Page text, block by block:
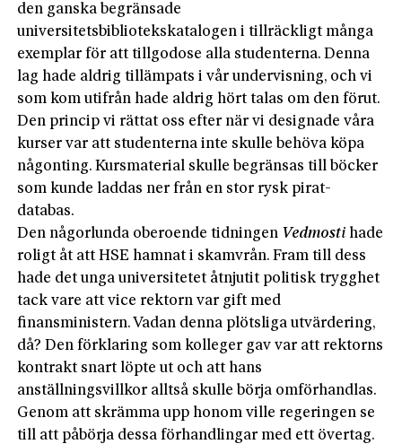
den ganska begränsade
universitetsbibliotekskatalogen i tillräckligt många
exemplar för att tillgodose alla studenterna. Denna
lag hade aldrig tillämpats i vår undervisning, och vi
som kom utifrån hade aldrig hört talas om den förut.
Den princip vi rättat oss efter när vi designade våra
kurser var att studenterna inte skulle behöva köpa
någonting. Kursmaterial skulle begränsas till böcker
som kunde laddas ner från en stor rysk pirat-
databas.
Den någorlunda oberoende tidningen Vedmosti hade
roligt åt att HSE hamnat i skamvrån. Fram till dess
hade det unga universitetet åtnjutit politisk trygghet
tack vare att vice rektorn var gift med
finansministern. Vadan denna plötsliga utvärdering,
då? Den förklaring som kolleger gav var att rektorns
kontrakt snart löpte ut och att hans
anställningsvillkor alltså skulle börja omförhandlas.
Genom att skrämma upp honom ville regeringen se
till att påbörja dessa förhandlingar med ett övertag.